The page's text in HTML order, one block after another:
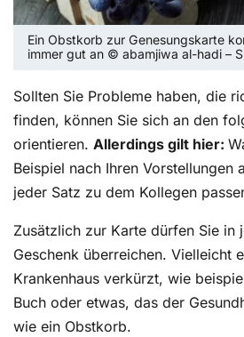
Ein Obstkorb zur Genesungskarte
immer gut an © abamjiwa al-hadi –
Sollten Sie Probleme haben, die
finden, können Sie sich an den
orientieren. Allerdings gilt hier:
Beispiel nach Ihren Vorstellungen
jeder Satz zu dem Kollegen
Zusätzlich zur Karte dürfen Sie in
Geschenk überreichen. Vielleicht
Krankenhaus verkürzt, wie
Buch oder etwas, das der
wie ein Obstkorb.